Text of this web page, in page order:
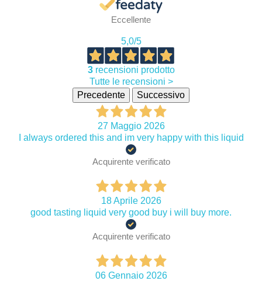
Eccellente
5,0/5
3recensioni prodotto
Tutte le recensioni >
Precedente
Successivo
27 Maggio 2026
I always ordered this and im very happy with this liquid
Acquirente verificato
18 Aprile 2026
good tasting liquid very good buy i will buy more.
Acquirente verificato
06 Gennaio 2026